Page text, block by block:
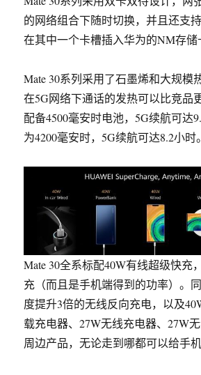
的网络组合下随时切换，并且还支
在其中一个卡槽插入华为的NM存储
Mate 30系列采用了石墨烯和大规模
在5G网络下通话的发热可以比竞品
配备4500毫安时电池，5G续航可达
为4200毫安时，5G续航可达8.2小时。
Mate 30全系标配40W有线超级快充
充 （而且是手机端得到的功率）。
度提升3倍的无线反向充电，以及
载充电器、27W无线充电器、27W
周边产品，无论走到哪都可以给手机